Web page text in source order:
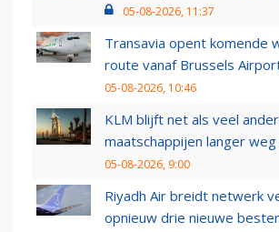
05-08-2026, 11:37
Transavia opent komende
route vanaf Brussels
05-08-2026, 10:46
KLM blijft net als veel
maatschappijen langer
05-08-2026, 9:00
Riyadh Air breidt netwerk
opnieuw drie nieuwe